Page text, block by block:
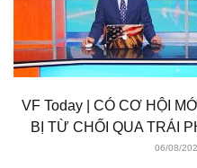
VF Today | CÓ CƠ HỘI
BỊ TỪ CHỐI QUA TRÁI
06/08/